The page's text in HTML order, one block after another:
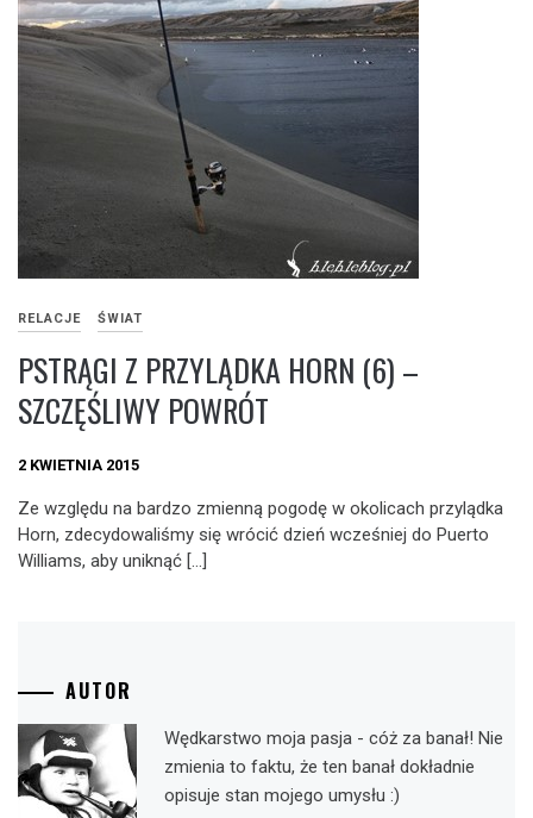
RELACJE ŚWIAT
PSTRĄGI Z PRZYLĄDKA HORN (6) –
SZCZĘŚLIWY POWRÓT
2 KWIETNIA 2015
Ze względu na bardzo zmienną pogodę w okolicach przylądka
Horn, zdecydowaliśmy się wrócić dzień wcześniej do Puerto
Williams, aby uniknąć […]
AUTOR
Wędkarstwo moja pasja - cóż za banał! Nie
zmienia to faktu, że ten banał dokładnie
opisuje stan mojego umysłu :)